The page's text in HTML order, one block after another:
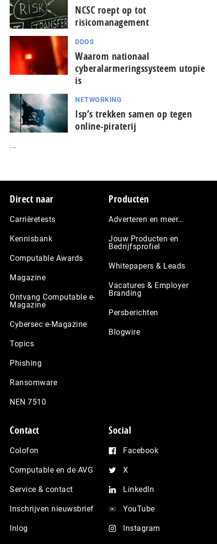
NCSC roept op tot
risicomanagement
DDOS
Waarom nationaal
cyberalarmeringssysteem utopie
is
NETWORKING
Isp’s trekken samen op tegen
online-piraterij
...
Footer
Direct naar
Carrièretests
Kennisbank
Computable Awards
Magazine
Ontvang Computable e-
Magazine
Cybersec e-Magazine
Topics
Phishing
Ransomware
NEN 7510
Producten
Adverteren en meer…
Jouw Producten en
Bedrijfsprofiel
Whitepapers & Leads
Vacatures & Employer
Branding
Persberichten
Blogwire
Contact
Colofon
Computable en de AVG
Service & contact
Inschrijven nieuwsbrief
Inlog
Social
Facebook
X
LinkedIn
YouTube
Instagram